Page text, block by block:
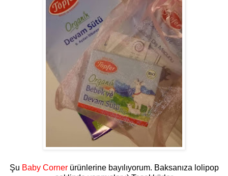
Şu Baby Corner ürünlerine bayılıyorum. Baksanıza lolipop